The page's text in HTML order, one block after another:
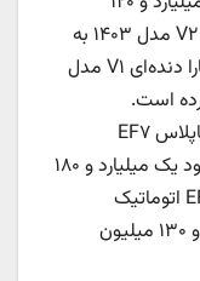
میلیون تومان شد. قیمت تارا اتوماتیک V۲ مدل ۱۴۰۳ به
یک میلیارد و ۲۵ میلیون تومان رسید. تارا دنده‌ای V۱ مدل
گزارش‌ها از بازار خودرونشان می‌دهد دناپلاس EF۷
اتوماتیک توربوآپشنال مدل ۱۴۰۴ در حدود یک میلیارد و ۱۸۰
میلیون تومان قیمت خورد. دناپلاس EF۷ اتوماتیک
توربوآپشنال مدل ۱۴۰۳ هم یک میلیارد و ۱۳۰ میلیون